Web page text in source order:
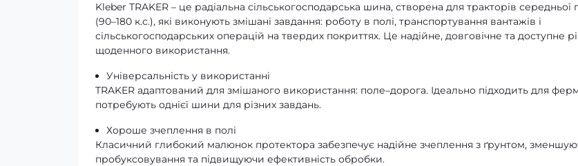
Kleber TRAKER – це радіальна сільськогосподарська шина, створена для тракторів середньої
(90–180 к.с.), які виконують змішані завдання: роботу в полі, транспортування вантажів і
сільськогосподарських операцій на твердих покриттях. Це надійне, довговічне та доступне
щоденного використання.
Універсальність у використанні
TRAKER адаптований для змішаного використання: поле–дорога. Ідеально підходить для
потребують однієї шини для різних завдань.
Хороше зчеплення в полі
Класичний глибокий малюнок протектора забезпечує надійне зчеплення з ґрунтом,
пробуксовування та підвищуючи ефективність обробки.